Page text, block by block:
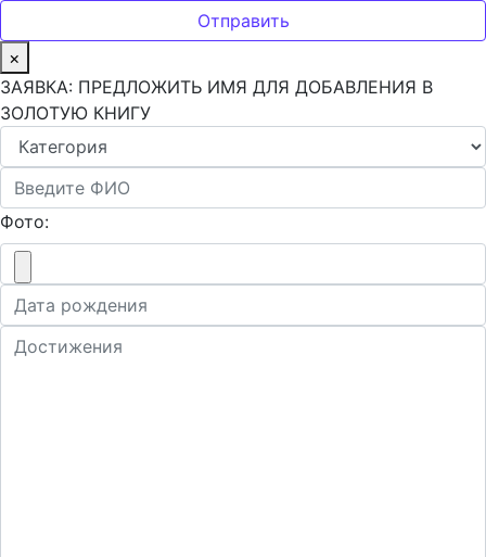
×
ЗАЯВКА: ПРЕДЛОЖИТЬ ИМЯ ДЛЯ ДОБАВЛЕНИЯ В
ЗОЛОТУЮ КНИГУ
Фото: